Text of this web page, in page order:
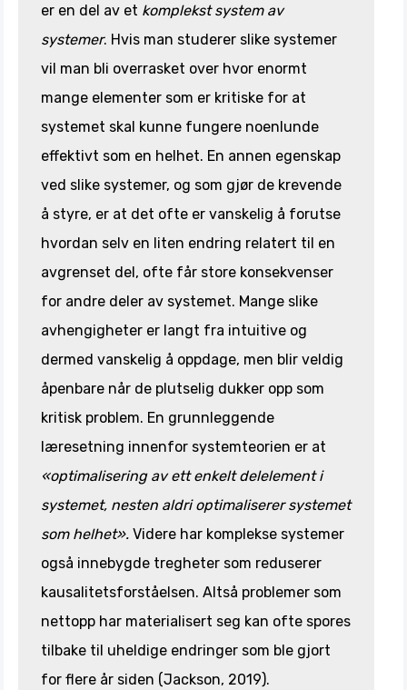
er en del av et komplekst system av
systemer. Hvis man studerer slike systemer
vil man bli overrasket over hvor enormt
mange elementer som er kritiske for at
systemet skal kunne fungere noenlunde
effektivt som en helhet. En annen egenskap
ved slike systemer, og som gjør de krevende
å styre, er at det ofte er vanskelig å forutse
hvordan selv en liten endring relatert til en
avgrenset del, ofte får store konsekvenser
for andre deler av systemet. Mange slike
avhengigheter er langt fra intuitive og
dermed vanskelig å oppdage, men blir veldig
åpenbare når de plutselig dukker opp som
kritisk problem. En grunnleggende
læresetning innenfor systemteorien er at
«optimalisering av ett enkelt delelement i
systemet, nesten aldri optimaliserer systemet
som helhet». Videre har komplekse systemer
også innebygde tregheter som reduserer
kausalitetsforståelsen. Altså problemer som
nettopp har materialisert seg kan ofte spores
tilbake til uheldige endringer som ble gjort
for flere år siden (Jackson, 2019).